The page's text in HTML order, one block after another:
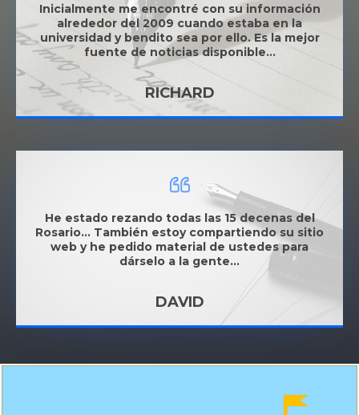
Inicialmente me encontré con su información
alrededor del 2009 cuando estaba en la
universidad y bendito sea por ello. Es la mejor
fuente de noticias disponible...
RICHARD
He estado rezando todas las 15 decenas del
Rosario... También estoy compartiendo su sitio
web y he pedido material de ustedes para
dárselo a la gente...
DAVID